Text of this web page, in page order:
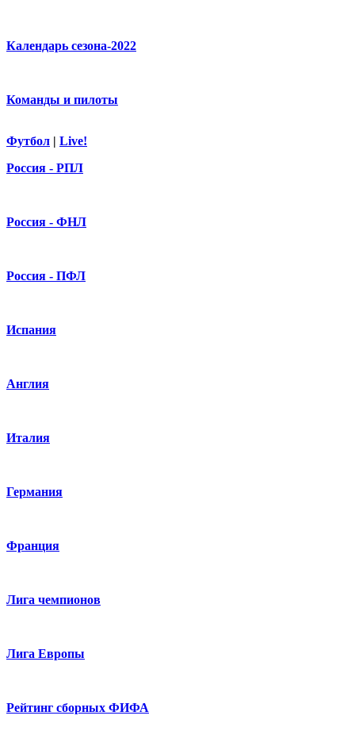
Календарь сезона-2022
Команды и пилоты
Футбол | Live!
Россия - РПЛ
Россия - ФНЛ
Россия - ПФЛ
Испания
Англия
Италия
Германия
Франция
Лига чемпионов
Лига Европы
Рейтинг сборных ФИФА